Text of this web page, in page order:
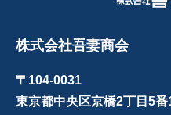
株式会社吾妻商会
〒104-0031
東京都中央区京橋2丁目5